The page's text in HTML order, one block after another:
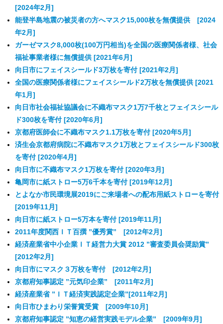
[2024年2月]
能登半島地震の被災者の方へマスク15,000枚を無償提供 [2024
年2月]
ガーゼマスク8,000枚(100万円相当)を全国の医療関係者様、社会
福祉事業者様に無償提供 [2021年6月]
向日市にフェイスシールド3万枚を寄付 [2021年2月]
全国の医療関係者様にフェイスシールド2万枚を無償提供 [2021
年1月]
向日市社会福祉協議会に不織布マスク1万7千枚とフェイスシール
ド300枚を寄付 [2020年6月]
京都府医師会に不織布マスク1.1万枚を寄付 [2020年5月]
済生会京都府病院に不織布マスク1万枚とフェイスシールド300枚
を寄付 [2020年4月]
向日市に不織布マスク1万枚を寄付 [2020年3月]
亀岡市に紙ストロー5万6千本を寄付 [2019年12月]
とよなか市民環境展2019にご来場者への配布用紙ストローを寄付
[2019年11月]
向日市に紙ストロー5万本を寄付 [2019年11月]
2011年度関西ＩＴ百撰 ”優秀賞” [2012年2月]
経済産業省中小企業ＩＴ経営力大賞 2012 ”審査委員会奨励賞”
[2012年2月]
向日市にマスク３万枚を寄付 [2012年2月]
京都府知事認定 ”元気印企業” [2011年2月]
経済産業省 ”ＩＴ経済実践認定企業”[2011年2月]
向日市ひまわり栄誉賞受賞 [2009年10月]
京都府知事認定 ”知恵の経営実践モデル企業” [2009年9月]